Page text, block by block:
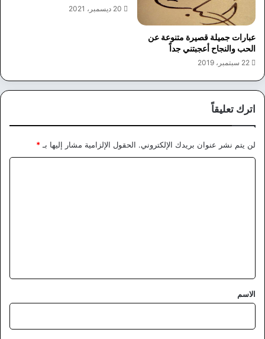
عبارات جميلة قصيرة متنوعة عن
الحب والنجاح أعجبتني جداً
22 سبتمبر، 2019
20 ديسمبر، 2021
اترك تعليقاً
لن يتم نشر عنوان بريدك الإلكتروني. الحقول الإلزامية مشار إليها بـ*
*
الاسم